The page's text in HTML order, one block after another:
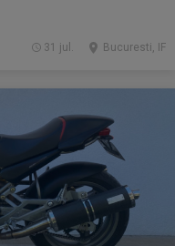
Bucuresti, IF
31 jul.